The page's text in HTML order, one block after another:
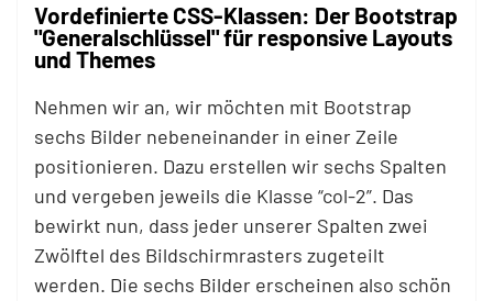
Vordefinierte CSS-Klassen: Der Bootstrap
"Generalschlüssel" für responsive Layouts
und Themes
Nehmen wir an, wir möchten mit Bootstrap
sechs Bilder nebeneinander in einer Zeile
positionieren. Dazu erstellen wir sechs Spalten
und vergeben jeweils die Klasse “col-2”. Das
bewirkt nun, dass jeder unserer Spalten zwei
Zwölftel des Bildschirmrasters zugeteilt
werden. Die sechs Bilder erscheinen also schön